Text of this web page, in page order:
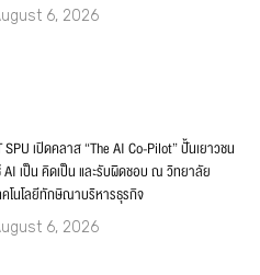
6, 2026
SPU เปิดคลาส “The AI Co-Pilot” ปั้นเยาวชน
AI เป็น คิดเป็น และรับผิดชอบ ณ วิทยาลัย
คโนโลยีทักษิณาบริหารธุรกิจ
6, 2026